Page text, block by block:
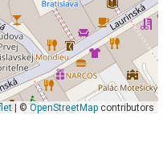
| ©OpenStreetMapcontributors